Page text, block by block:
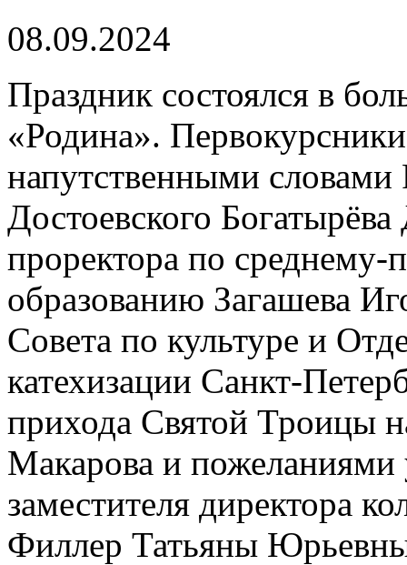
08.09.2024
Праздник состоялся в
«Родина».
напутственными словами
Достоевского
проректора по
образованию Загашева
Совета по культуре и
катехизации Санкт-
прихода Святой Троицы
Макарова и пожеланиями
заместителя директора
Филлер Татьяны